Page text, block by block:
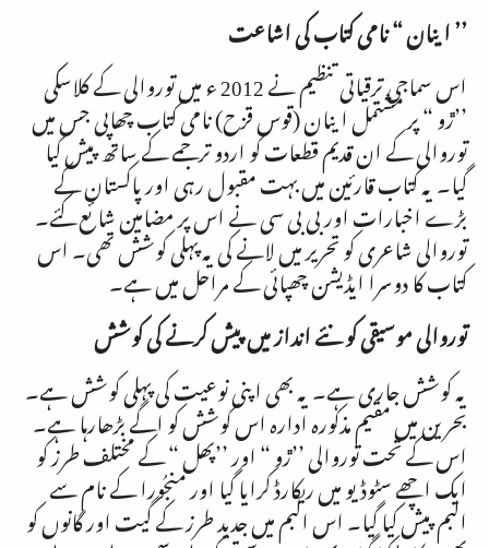
’’ اینان “ نامی کتاب کی اشاعت
اس سماجی ترقیاتی تنظیم نے2012ء میں توروالی کے کلاسکی
’’ڙو “ پر مشتمل اینان (قوس قزح) نامی کتاب چھاپی جس میں
توروالی کے ان قدیم قطعات کو اردو ترجمے کے ساتھ پیش کیا
گیا۔ یہ کتاب قارئین میں بہت مقبول رہی اور پاکستان کے
بڑے اخبارات اور بی بی سی نے اس پر مضامین شائع کئے۔
توروالی شاعری کو تحریر میں لانے کی یہ پہلی کوشش تھی۔ اس
کتاب کا دوسرا ایڈیشن چھپائی کے مراحل میں ہے۔
توروالی موسیقی کو نئے انداز میں پیش کرنے کی کوشش
یہ کوشش جاری ہے۔ یہ بھی اپنی نوعیت کی پہلی کوشش ہے۔
بحرین میں مقیم مذکورہ ادارہ اس کوشش کو اگے بڑھارہا ہے۔
اس کے تحت توروالی ’’ڙو “ اور ’’پھل “ کے مختلف طرز کو
ایک اچھے سٹوڈیو میں ریکارڈ کرایا گیا اور منجُورا کے نام سے
البم پیش کیا گیا۔ اس البم میں جدید طرز کے گیت اور گانوں کو